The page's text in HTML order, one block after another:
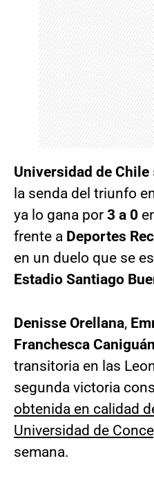
Universidad de Chile
la senda del triunfo
ya lo gana por 3 a 0
frente a Deportes
en un duelo que se
Estadio Santiago
Denisse Orellana,
Franchesca Caniguán
transitoria en las
segunda victoria
obtenida en calidad
Universidad de
semana.